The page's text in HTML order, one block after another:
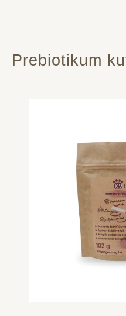
Prebiotikum